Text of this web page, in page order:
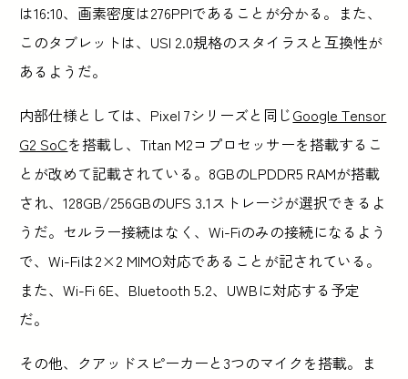
は16:10、画素密度は276PPIであることが分かる。また、
このタブレットは、USI 2.0規格のスタイラスと互換性が
あるようだ。
内部仕様としては、Pixel 7シリーズと同じGoogle Tensor
G2 SoCを搭載し、Titan M2コプロセッサーを搭載するこ
とが改めて記載されている。8GBのLPDDR5 RAMが搭載
され、128GB/256GBのUFS 3.1ストレージが選択できるよ
うだ。セルラー接続はなく、Wi-Fiのみの接続になるよう
で、Wi-Fiは2×2 MIMO対応であることが記されている。
また、Wi-Fi 6E、Bluetooth 5.2、UWBに対応する予定
だ。
その他、クアッドスピーカーと3つのマイクを搭載。ま